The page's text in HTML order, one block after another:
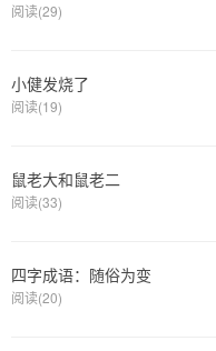
阅读(29)
小健发烧了
阅读(19)
鼠老大和鼠老二
阅读(33)
四字成语：随俗为变
阅读(20)